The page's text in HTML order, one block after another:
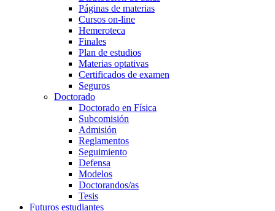
Páginas de materias
Cursos on-line
Hemeroteca
Finales
Plan de estudios
Materias optativas
Certificados de examen
Seguros
Doctorado
Doctorado en Física
Subcomisión
Admisión
Reglamentos
Seguimiento
Defensa
Modelos
Doctorandos/as
Tesis
Futuros estudiantes